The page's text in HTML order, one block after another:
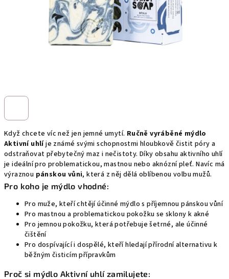
Když chcete víc než jen jemné umytí. Ručně vyráběné mýdlo
Aktivní uhlíje známé svými schopnostmi hloubkově čistit póry a
odstraňovat přebytečný maz i nečistoty. Díky obsahu aktivního uhlí
je ideální pro problematickou, mastnou nebo aknózní pleť. Navíc má
výraznou pánskou vůni, která z něj dělá oblíbenou volbu mužů.
Pro koho je mýdlo vhodné:
Pro muže, kteří chtějí účinné mýdlo s příjemnou pánskou vůní
Pro mastnou a problematickou pokožku se sklony k akné
Pro jemnou pokožku, která potřebuje šetrné, ale účinné
čištění
Pro dospívající i dospělé, kteří hledají přírodní alternativu k
běžným čisticím přípravkům
Proč si mýdlo Aktivní uhlí zamilujete: